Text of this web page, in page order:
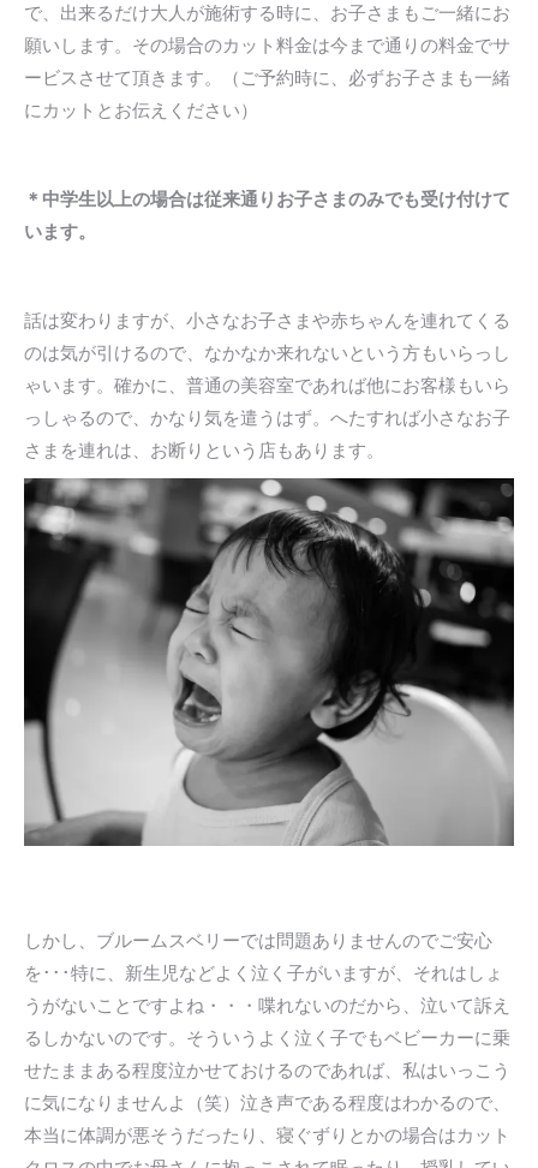
で、出来るだけ大人が施術する時に、お子さまもご一緒にお
願いします。その場合のカット料金は今まで通りの料金でサ
ービスさせて頂きます。（ご予約時に、必ずお子さまも一緒
にカットとお伝えください）
＊中学生以上の場合は従来通りお子さまのみでも受け付けて
います。
話は変わりますが、小さなお子さまや赤ちゃんを連れてくる
のは気が引けるので、なかなか来れないという方もいらっし
ゃいます。確かに、普通の美容室であれば他にお客様もいら
っしゃるので、かなり気を遣うはず。へたすれば小さなお子
さまを連れは、お断りという店もあります。
しかし、ブルームスベリーでは問題ありませんのでご安心
を･･･特に、新生児などよく泣く子がいますが、それはしょ
うがないことですよね・・・喋れないのだから、泣いて訴え
るしかないのです。そういうよく泣く子でもベビーカーに乗
せたままある程度泣かせておけるのであれば、私はいっこう
に気になりませんよ（笑）泣き声である程度はわかるので、
本当に体調が悪そうだったり、寝ぐずりとかの場合はカット